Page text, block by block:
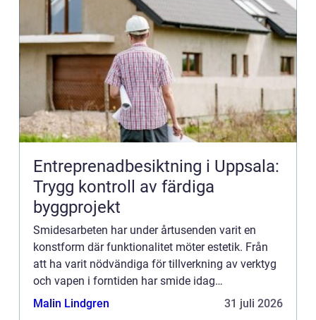
Entreprenadbesiktning i Uppsala:
Trygg kontroll av färdiga
byggprojekt
Smidesarbeten har under årtusenden varit en
konstform där funktionalitet möter estetik. Från
att ha varit nödvändiga för tillverkning av verktyg
och vapen i forntiden har smide idag
transformeras till en hantverks...
Malin Lindgren 31 juli 2026